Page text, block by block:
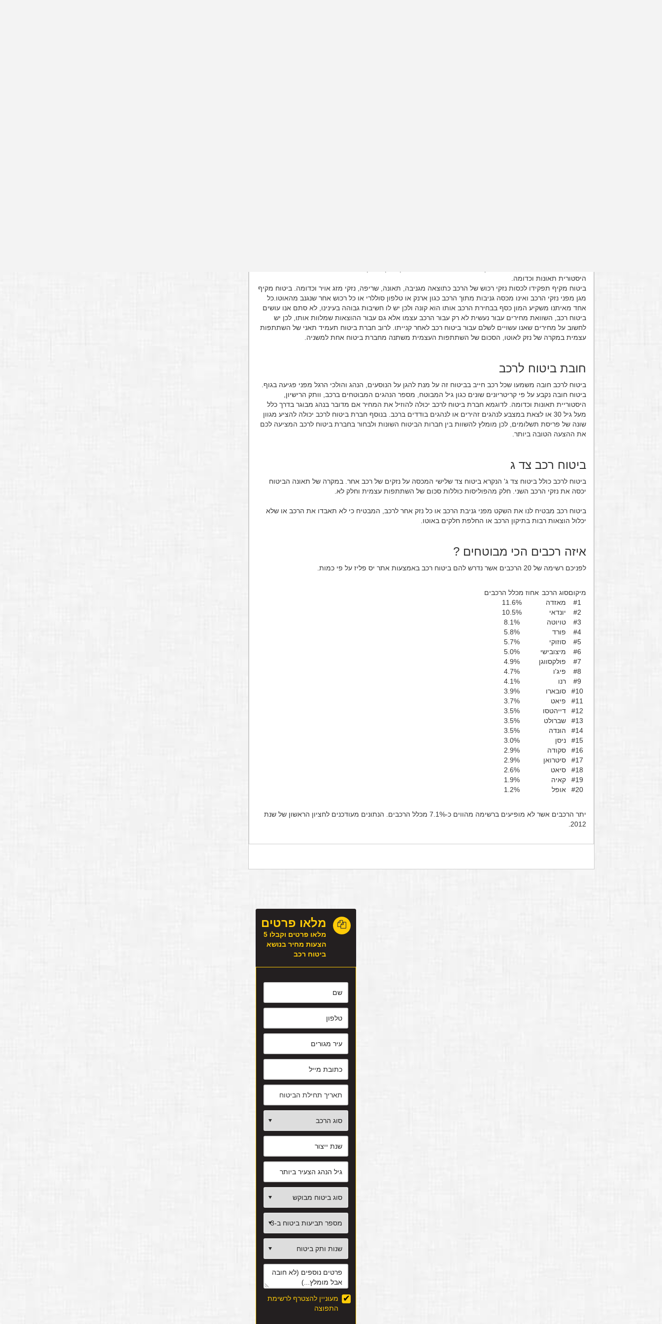
היסטורית תאונות וכדומה.
ביטוח מקיף תפקידו לכסות נזקי רכוש של הרכב כתוצאה מגניבה, תאונה, שריפה, נזקי מזג אויר וכדומה. ביטוח מקיף
מגן מפני נזקי הרכב ואינו מכסה גניבות מתוך הרכב כגון ארנק או טלפון סוללרי או כל רכוש אחר שנגנב מהאוטו.כל
אחד מאיתנו משקיע המון כסף בבחירת הרכב אותו הוא קונה ולכן יש לו חשיבות גבוהה בעינינו, לא סתם אנו עושים
ביטוח רכב, השוואת מחירים עבור נעשית לא רק עבור הרכב עצמו אלא גם עבור ההוצאות שמלוות אותו, לכן יש
לחשוב על מחירים שאנו עשויים לשלם עבור ביטוח רכב לאחר קנייתו. לרוב חברת ביטוח תעמיד תאני של השתתפות
עצמית במקרה של נזק לאוטו, הסכום של השתתפות העצמית משתנה מחברת ביטוח אחת למשניה.
חובת ביטוח לרכב
ביטוח לרכב חובה משמעו שכל רכב חייב בביטוח זה על מנת להגן על הנוסעים, הנהג והולכי הרגל מפני פגיעה בגוף.
ביטוח חובה נקבע על פי קריטריונים שונים כגון גיל המבוטח, מספר הנהגים המבוטחים ברכב, וותק הרישיון,
היסטוריית תאונות וכדומה. לדוגמא חברת ביטוח לרכב יכולה להוזיל את המחיר אם מדובר בנהג מבוגר בדרך כלל
מעל גיל 30 או לצאת במצבע לנהגים זהירים או לנהגים בודדים ברכב. בנוסף חברת ביטוח לרכב יכולה להציע מגוון
שונה של פריסת תשלומים, לכן מומלץ להשוות בין חברות הביטוח השונות ולבחור בחברת ביטוח לרכב המציעה לכם
את ההצעה הטובה ביותר.
ביטוח רכב צד ג
ביטוח לרכב כולל ביטוח צד ג' הנקרא ביטוח צד שלישי המכסה על נזקים של רכב אחר. במקרה של תאונה הביטוח
יכסה את נזקי הרכב השני. חלק מהפוליסות כוללות סכום של השתתפות עצמית וחלק לא.
ביטוח רכב מבטיח לנו את השקט מפני גניבת הרכב או כל נזק אחר לרכב, המבטיח כי לא תאבדו את הרכב או שלא
יכלול הוצאות רבות בתיקון הרכב או החלפת חלקים באוטו.
איזה רכבים הכי מבוטחים ?
לפניכם רשימה של 20 הרכבים אשר נדרש להם ביטוח רכב באמצעות אתר יס פליז על פי כמות.
מיקוםסוג הרכב אחוז מכלל הרכבים
#1
מאזדה
11.6%
#2
יונדאי
10.5%
#3
טויוטה
8.1%
#4
פורד
5.8%
#5
סוזוקי
5.7%
#6
מיצובישי
5.0%
#7
פולקסווגן
4.9%
#8
פיג'ו
4.7%
#9
רנו
4.1%
#10
סובארו
3.9%
#11
פיאט
3.7%
#12
דייהטסו
3.5%
#13
שברולט
3.5%
#14
הונדה
3.5%
#15
ניסן
3.0%
#16
סקודה
2.9%
#17
סיטרואן
2.9%
#18
סיאט
2.6%
#19
קאיה
1.9%
#20
אופל 1.2%
יתר הרכבים אשר לא מופיעים ברשימה מהווים כ-7.1% מכלל הרכבים. הנתונים מעודכנים לחציון הראשון של שנת
2012.
מלאו פרטים
מלאו פרטים וקבלו 5
הצעות מחיר בנושא
ביטוח רכב
מעוניין להצטרף לרשימת
התפוצה